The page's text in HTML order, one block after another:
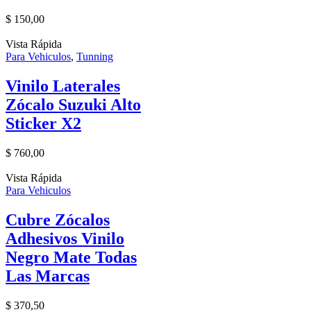
$ 150,00
Vista Rápida
Para Vehiculos, Tunning
Vinilo Laterales
Zócalo Suzuki Alto
Sticker X2
$ 760,00
Vista Rápida
Para Vehiculos
Cubre Zócalos
Adhesivos Vinilo
Negro Mate Todas
Las Marcas
$ 370,50